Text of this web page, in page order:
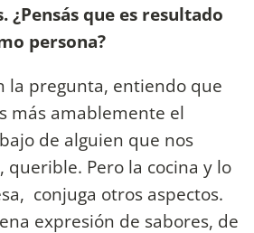
¿Pensás que es resultado
persona?
la pregunta, entiendo que
más amablemente el
de alguien que nos
querible. Pero la cocina y lo
conjuga otros aspectos.
expresión de sabores, de